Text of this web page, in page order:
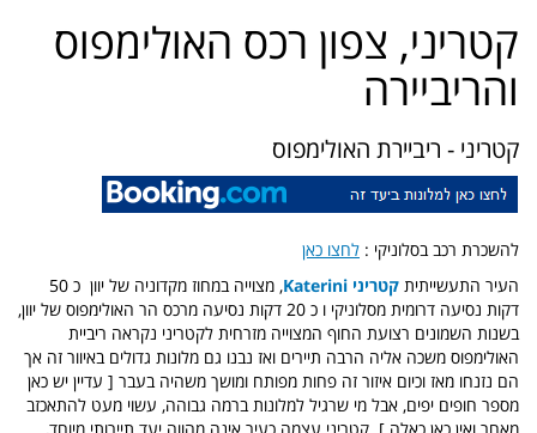
קטריני, צפון רכס האולימפוס
והריביירה
קטריני - ריביירת האולימפוס
להשכרת רכב בסלוניקי : לחצו כאן
העיר התעשייתית קטריני Katerini
, מצוייה במחוז מקדוניה של יוון כ 50
דקות נסיעה דרומית מסלוניקי ו כ 20 דקות נסיעה מרכס הר האולימפוס של יוון,
בשנות השמונים רצועת החוף המצוייה מזרחית לקטריני נקראה ריביית
האולימפוס משכה אליה הרבה תיירים ואז נבנו גם מלונות גדולים באיוור זה אך
הם נזנחו מאז וכיום איזור זה פחות מפותח ומושך משהיה בעבר [ עדיין יש כאן
מספר חופים יפים, אבל מי שרגיל למלונות ברמה גבוהה, עשוי מעט להתאכזב